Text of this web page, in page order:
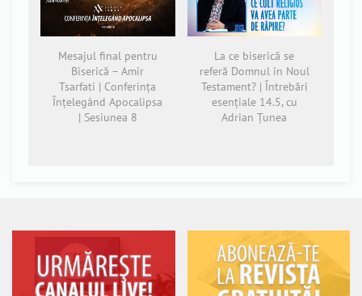
Mesajul final pentru
Biserică – Amir
Tsarfati | Conferința
Înțelegând Apocalipsa
| Sesiunea 8
La ce biserică se
referă Domnul în Noul
Testament? | Întrebări
esențiale 14.5, cu
Adrian Țunea